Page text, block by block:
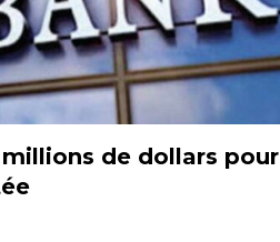
de dollars pour